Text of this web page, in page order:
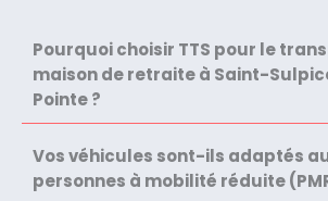
Pourquoi choisir TTS pour le
maison de retraite à Saint-
Pointe ?
Vos véhicules sont-ils adaptés
personnes à mobilité réduite